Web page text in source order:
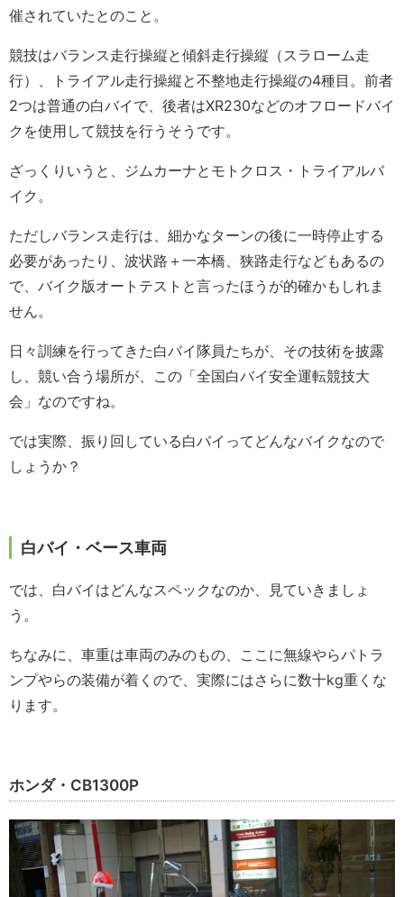
催されていたとのこと。
競技はバランス走行操縦と傾斜走行操縦（スラローム走
行）、トライアル走行操縦と不整地走行操縦の4種目。前者
2つは普通の白バイで、後者はXR230などのオフロードバイ
クを使用して競技を行うそうです。
ざっくりいうと、ジムカーナとモトクロス・トライアルバ
イク。
ただしバランス走行は、細かなターンの後に一時停止する
必要があったり、波状路＋一本橋、狭路走行などもあるの
で、バイク版オートテストと言ったほうが的確かもしれま
せん。
日々訓練を行ってきた白バイ隊員たちが、その技術を披露
し、競い合う場所が、この「全国白バイ安全運転競技大
会」なのですね。
では実際、振り回している白バイってどんなバイクなので
しょうか？
白バイ・ベース車両
では、白バイはどんなスペックなのか、見ていきましょ
う。
ちなみに、車重は車両のみのもの、ここに無線やらパトラ
ンプやらの装備が着くので、実際にはさらに数十kg重くな
ります。
ホンダ・CB1300P